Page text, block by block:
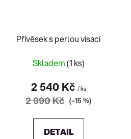
Přívěsek s perlou visací
Skladem(1 ks)
2 540 Kč / ks
2 990 Kč (–15 %)
DETAIL